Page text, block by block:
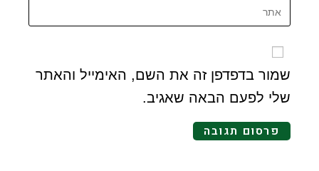
שמור בדפדפן זה את השם, האימייל והאתר
שלי לפעם הבאה שאגיב.